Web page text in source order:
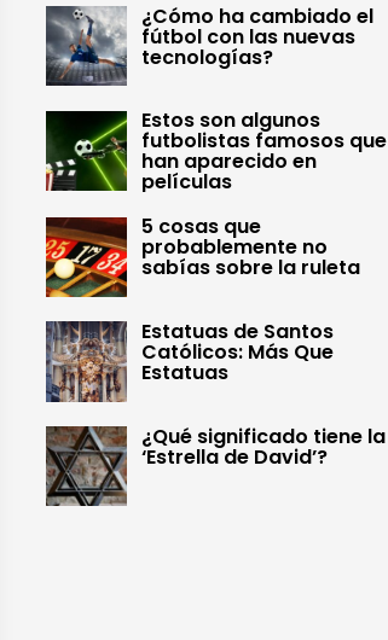
¿Cómo ha cambiado el
fútbol con las nuevas
tecnologías?
Estos son algunos
futbolistas famosos que
han aparecido en
películas
5 cosas que
probablemente no
sabías sobre la ruleta
Estatuas de Santos
Católicos: Más Que
Estatuas
¿Qué significado tiene la
‘Estrella de David’?